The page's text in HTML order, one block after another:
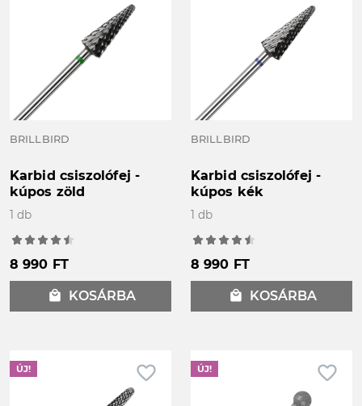
BRILLBIRD
Karbid csiszolófej -
kúpos zöld
1 db
8 990 FT
local_mall KOSÁRBA
BRILLBIRD
Karbid csiszolófej -
kúpos kék
1 db
8 990 FT
local_mall KOSÁRBA
favorite_border
ÚJ! favorite_border
ÚJ!